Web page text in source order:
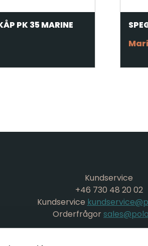
PK 35 MARINE
Kundservice
+46 730 48 20 02
Kundservice
Orderfrågor